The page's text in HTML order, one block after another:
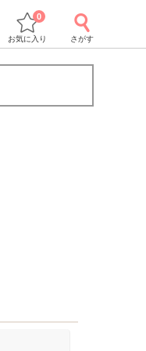
お気に入り
0
さがす